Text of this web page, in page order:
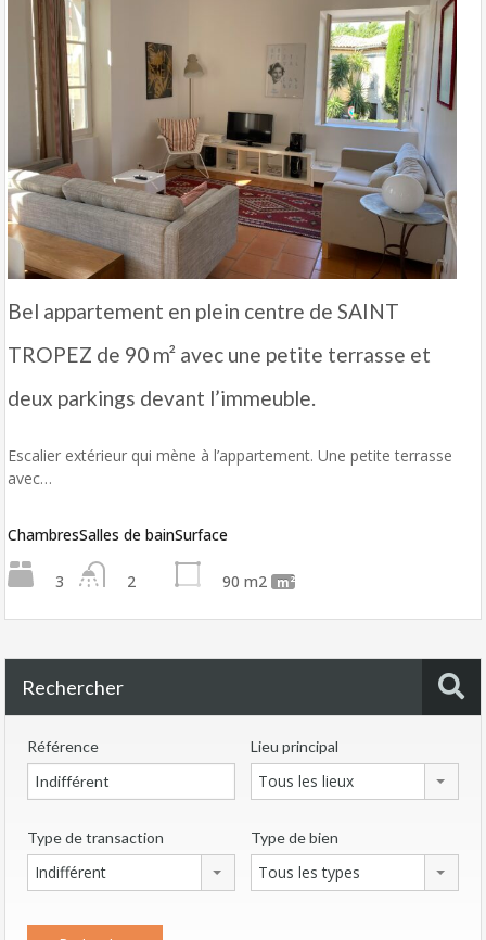
Bel appartement en plein centre de SAINT
TROPEZ de 90 m² avec une petite terrasse et
deux parkings devant l’immeuble.
Escalier extérieur qui mène à l’appartement. Une petite terrasse
avec…
Chambres
3
Salles de bain
2
Surface
90 m2 m²
Rechercher
Référence Lieu principal
Tous les lieux
Type de transaction
Indifférent
Type de bien
Tous les types